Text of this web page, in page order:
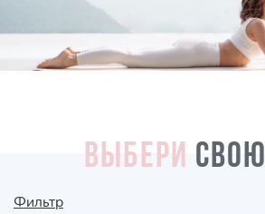
ВЫБЕРИ
Фильтр